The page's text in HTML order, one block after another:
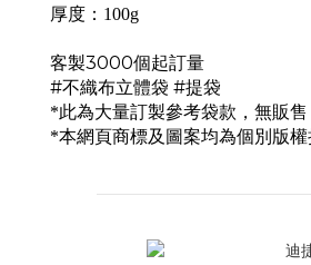
厚度：100g
客製3000個起訂量
#不織布立體袋 #提袋
*此為大量訂製參考袋款，無販
*本網頁商標及圖案均為個別版